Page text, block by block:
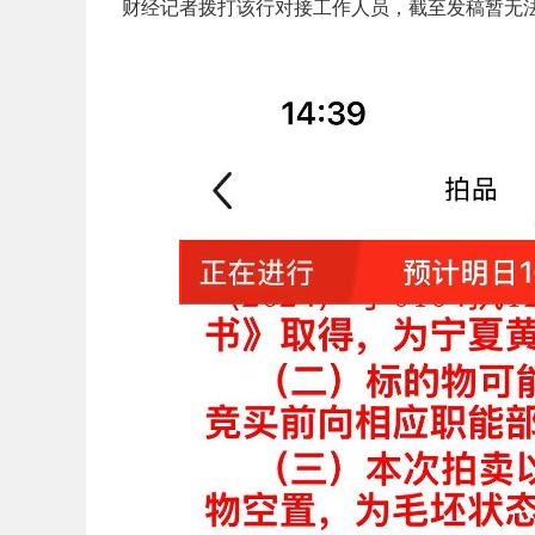
财经记者拨打该行对接工作人员，截至发稿暂无